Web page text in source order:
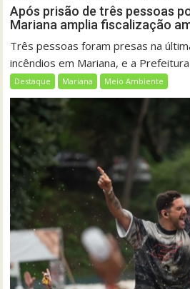
Após prisão de três pessoas
Mariana amplia fiscalização
Três pessoas foram presas na
incêndios em Mariana, e a Prefeitura
Destaque Mariana Meio Ambiente